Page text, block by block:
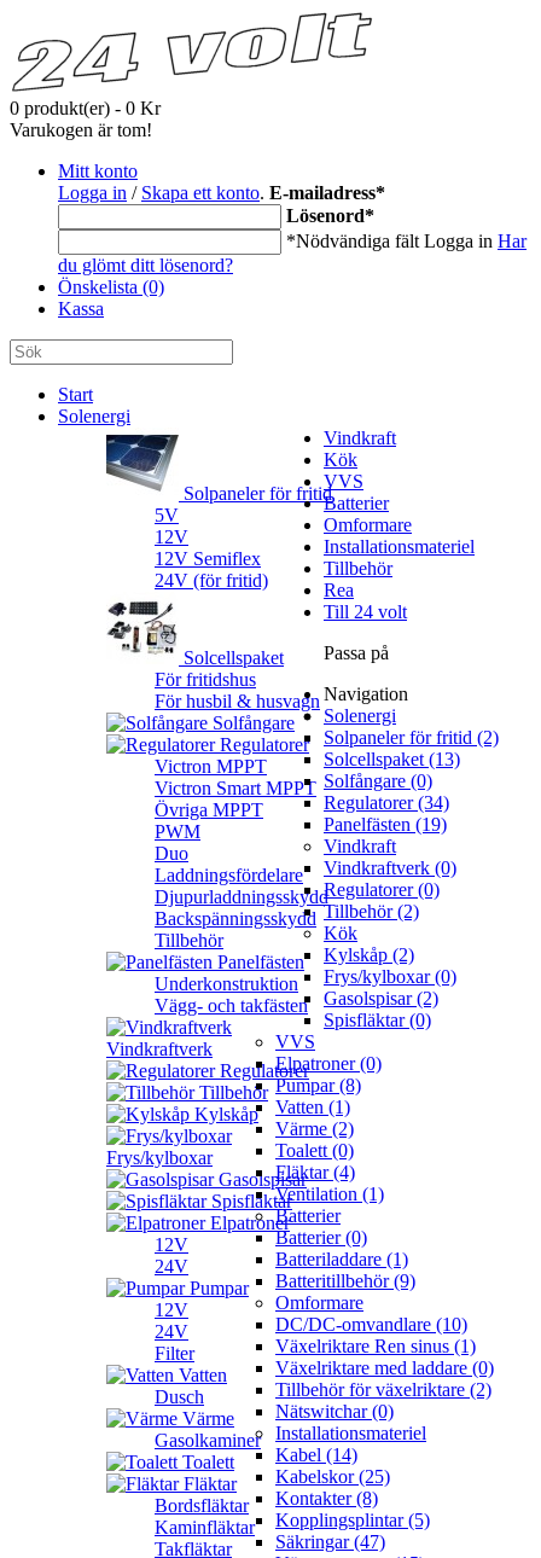
0 produkt(er) - 0 Kr
Varukogen är tom!
Mitt konto
Logga in / Skapa ett konto. E-mailadress*
Lösenord*
*Nödvändiga fält Logga in Har
du glömt ditt lösenord?
Önskelista (0)
Kassa
Start
Solenergi
Solpaneler för fritid
5V
12V
12V Semiflex
24V (för fritid)
Solcellspaket
För fritidshus
För husbil & husvagn
Solfångare
Regulatorer
Victron MPPT
Victron Smart MPPT
Övriga MPPT
PWM
Duo
Laddningsfördelare
Djupurladdningsskydd
Backspänningsskydd
Tillbehör
Panelfästen
Underkonstruktion
Vägg- och takfästen
Vindkraft
Vindkraftverk
Regulatorer
Tillbehör
Kök
Kylskåp
Frys/kylboxar
Gasolspisar
Spisfläktar
VVS
Elpatroner
12V
24V
Pumpar
12V
24V
Filter
Vatten
Dusch
Värme
Gasolkaminer
Toalett
Fläktar
Bordsfläktar
Kaminfläktar
Takfläktar
Batterier
Omformare
Installationsmateriel
Tillbehör
Rea
Till 24 volt
Passa på
Navigation
Solenergi
Solpaneler för fritid (2)
Solcellspaket (13)
Solfångare (0)
Regulatorer (34)
Panelfästen (19)
Vindkraft
Vindkraftverk (0)
Regulatorer (0)
Tillbehör (2)
Kök
Kylskåp (2)
Frys/kylboxar (0)
Gasolspisar (2)
Spisfläktar (0)
VVS
Elpatroner (0)
Pumpar (8)
Vatten (1)
Värme (2)
Toalett (0)
Fläktar (4)
Ventilation (1)
Batterier
Batterier (0)
Batteriladdare (1)
Batteritillbehör (9)
Omformare
DC/DC-omvandlare (10)
Växelriktare Ren sinus (1)
Växelriktare med laddare (0)
Tillbehör för växelriktare (2)
Nätswitchar (0)
Installationsmateriel
Kabel (14)
Kabelskor (25)
Kontakter (8)
Kopplingsplintar (5)
Säkringar (47)